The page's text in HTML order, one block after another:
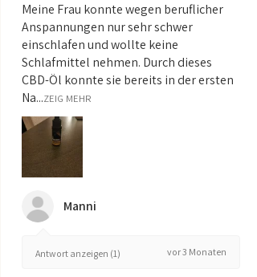
Meine Frau konnte wegen beruflicher
Anspannungen nur sehr schwer
einschlafen und wollte keine
Schlafmittel nehmen. Durch dieses
CBD-Öl konnte sie bereits in der ersten
Na...ZEIG MEHR
Manni
Antwort anzeigen (1) vor 3 Monaten